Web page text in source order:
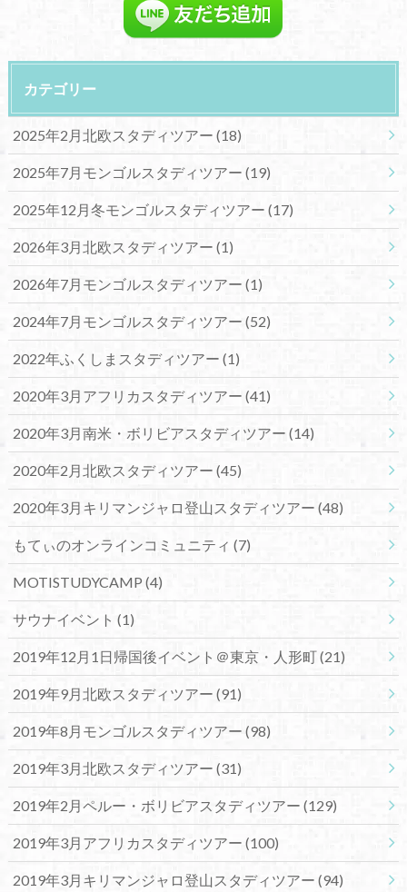
カテゴリー
2025年2月北欧スタディツアー (18)
2025年7月モンゴルスタディツアー (19)
2025年12月冬モンゴルスタディツアー (17)
2026年3月北欧スタディツアー (1)
2026年7月モンゴルスタディツアー (1)
2024年7月モンゴルスタディツアー (52)
2022年ふくしまスタディツアー (1)
2020年3月アフリカスタディツアー (41)
2020年3月南米・ボリビアスタディツアー (14)
2020年2月北欧スタディツアー (45)
2020年3月キリマンジャロ登山スタディツアー (48)
もてぃのオンラインコミュニティ (7)
MOTISTUDYCAMP (4)
サウナイベント (1)
2019年12月1日帰国後イベント＠東京・人形町(21)
2019年9月北欧スタディツアー (91)
2019年8月モンゴルスタディツアー (98)
2019年3月北欧スタディツアー (31)
2019年2月ペルー・ボリビアスタディツアー (129)
2019年3月アフリカスタディツアー (100)
2019年3月キリマンジャロ登山スタディツアー (94)